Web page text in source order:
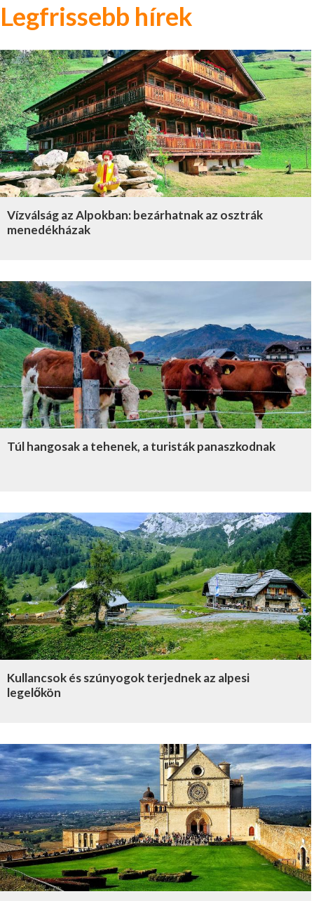
Legfrissebb hírek
Vízválság az Alpokban: bezárhatnak az osztrák
menedékházak
Túl hangosak a tehenek, a turisták panaszkodnak
Kullancsok és szúnyogok terjednek az alpesi
legelőkön